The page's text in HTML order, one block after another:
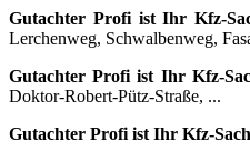
Gutachter Profi ist Ihr Kfz-
Lerchenweg, Schwalbenweg,
Gutachter Profi ist Ihr Kfz-
Doktor-Robert-Pütz-Straße, ...
Gutachter Profi ist Ihr Kfz-